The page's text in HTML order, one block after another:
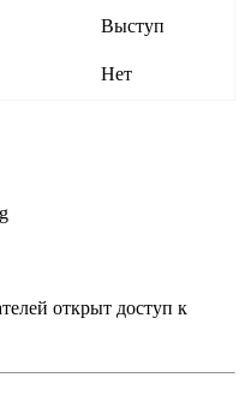
Выступ
Нет
открыт доступ к